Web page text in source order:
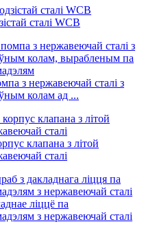
сталі WCB
з нержавеючай сталі з
колам ад ...
клапана з літой
сталі
ліццё па
з нержавеючай сталі